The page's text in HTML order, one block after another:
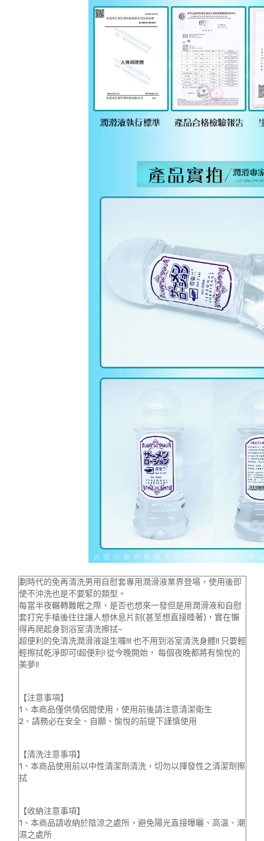
劃時代的免再清洗男用自慰套專用潤滑液業界登場，使用後即
使不沖洗也是不要緊的類型。
每當半夜輾轉難眠之際，是否也想來一發但是用潤滑液和自慰
套打完手槍後往往讓人想休息片刻(甚至想直接睡著)，實在懶
得再爬起身到浴室清洗擦拭~
超便利的免清洗潤滑液誕生囉!!! 也不用到浴室清洗身體!! 只要輕
輕擦拭乾淨即可!超便利! 從今晚開始， 每個夜晚都將有愉悅的
美夢!!
【注意事項】
1、本商品僅供情侶間使用，使用前後請注意清潔衛生
2、請務必在安全、自願、愉悅的前提下謹慎使用
【清洗注意事項】
1、本商品使用前以中性清潔劑清洗，切勿以揮發性之清潔劑擦
拭
【收納注意事項】
1、本商品請收納於陰涼之處所，避免陽光直接曝曬、高溫、潮
濕之處所